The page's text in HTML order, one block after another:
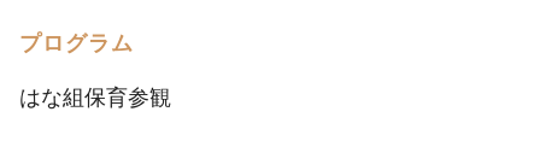
プログラム
はな組保育参観